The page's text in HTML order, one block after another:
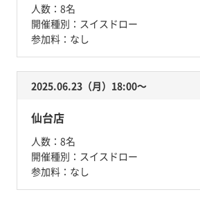
人数： 8名
開催種別： スイスドロー
参加料： なし
2025.06.23（月）18:00〜
仙台店
人数： 8名
開催種別： スイスドロー
参加料： なし